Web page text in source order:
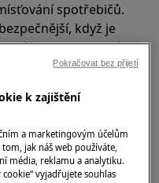
spotřebičů.
když je
ochranné
Ochranné
k zajištění
a marketingovým účelům
jak náš web používáte,
média, reklamu a analytiku.
vyjadřujete souhlas
Pokračovat bez přijetí